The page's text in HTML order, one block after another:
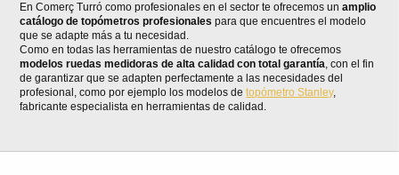
En Comerç Turró como profesionales en el sector te ofrecemos unamplio
catálogo de topómetros profesionales para que encuentres el modelo
que se adapte más a tu necesidad.
Como en todas las herramientas de nuestro catálogo te ofrecemos
modelos ruedas medidoras de alta calidad con total garantía, con el fin
de garantizar que se adapten perfectamente a las necesidades del
profesional, como por ejemplo los modelos detopómetro Stanley,
fabricante especialista en herramientas de calidad.